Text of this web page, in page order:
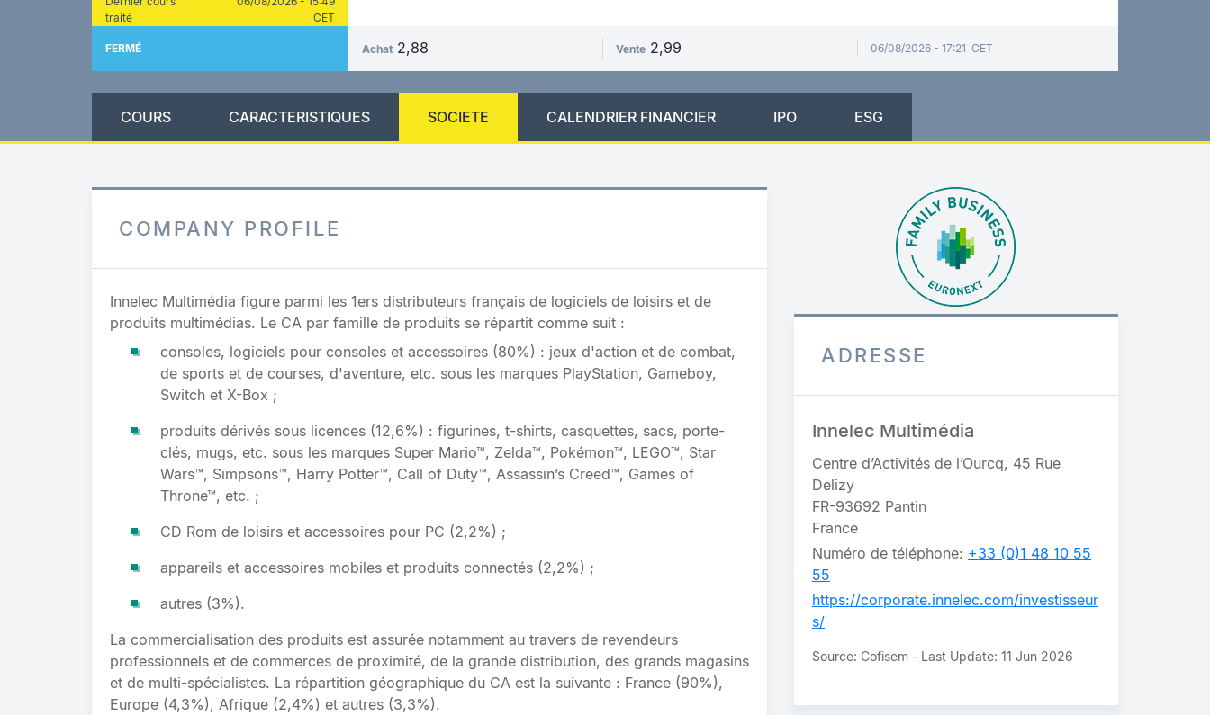
traité
CET
FERMÉ Achat 2,88 Vente 2,99 06/08/2026 - 17:21 CET
COURS CARACTERISTIQUES SOCIETE CALENDRIER FINANCIER IPO ESG
COMPANY PROFILE
Innelec Multimédia figure parmi les 1ers distributeurs français de logiciels de loisirs et de
produits multimédias. Le CA par famille de produits se répartit comme suit :
consoles, logiciels pour consoles et accessoires (80%) : jeux d'action et de combat,
de sports et de courses, d'aventure, etc. sous les marques PlayStation, Gameboy,
Switch et X-Box ;
produits dérivés sous licences (12,6%) : figurines, t-shirts, casquettes, sacs, porte-
clés, mugs, etc. sous les marques Super Mario™, Zelda™, Pokémon™, LEGO™, Star
Wars™, Simpsons™, Harry Potter™, Call of Duty™, Assassin’s Creed™, Games of
Throne™, etc. ;
CD Rom de loisirs et accessoires pour PC (2,2%) ;
appareils et accessoires mobiles et produits connectés (2,2%) ;
autres (3%).
La commercialisation des produits est assurée notamment au travers de revendeurs
professionnels et de commerces de proximité, de la grande distribution, des grands magasins
et de multi-spécialistes. La répartition géographique du CA est la suivante : France (90%),
Europe (4,3%), Afrique (2,4%) et autres (3,3%).
ADRESSE
Innelec Multimédia
Centre d’Activités de l’Ourcq, 45 Rue
Delizy
FR-93692 Pantin
France
Numéro de téléphone: +33 (0)1 48 10 55
55
https://corporate.innelec.com/investisseur
s/
Source: Cofisem - Last Update: 11 Jun 2026